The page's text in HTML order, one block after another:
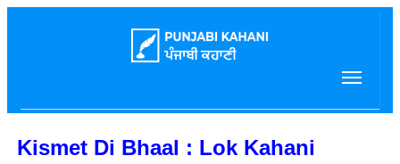
Kismet Di Bhaal : Lok Kahani